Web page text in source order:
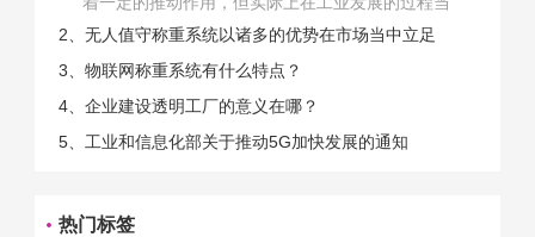
中，能够推动相关产业发展的具体结束是非常的多
的。那么为什么企业一定需要...
2、无人值守称重系统以诸多的优势在市场当中立足
3、物联网称重系统有什么特点？
4、企业建设透明工厂的意义在哪？
5、工业和信息化部关于推动5G加快发展的通知
热门标签